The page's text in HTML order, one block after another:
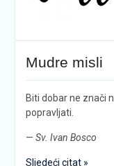
Mudre misli
Biti dobar ne znači
popravljati.
— Sv. Ivan Bosco
Sljedeći citat »